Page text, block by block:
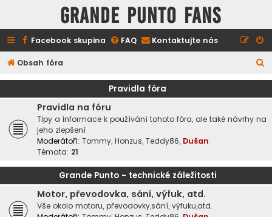
GRANDE PUNTO FANS
Facebook skupina FAQ Kontaktujte nás
Obsah fóra
l
a
Pravidla fóra
Pravidla na fóru
Tipy a informace k používání tohoto fóra, ale také návrhy na
jeho zlepšení
Moderátoři: Tommy, Honzus, Teddy86, Dušan
Témata: 21
Grande Punto - technické záležitosti
Motor, převodovka, sání, výfuk, atd.
Vše okolo motoru, převodovky,sání, výfuku,atd.